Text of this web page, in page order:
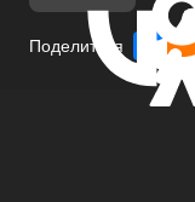
Поделиться